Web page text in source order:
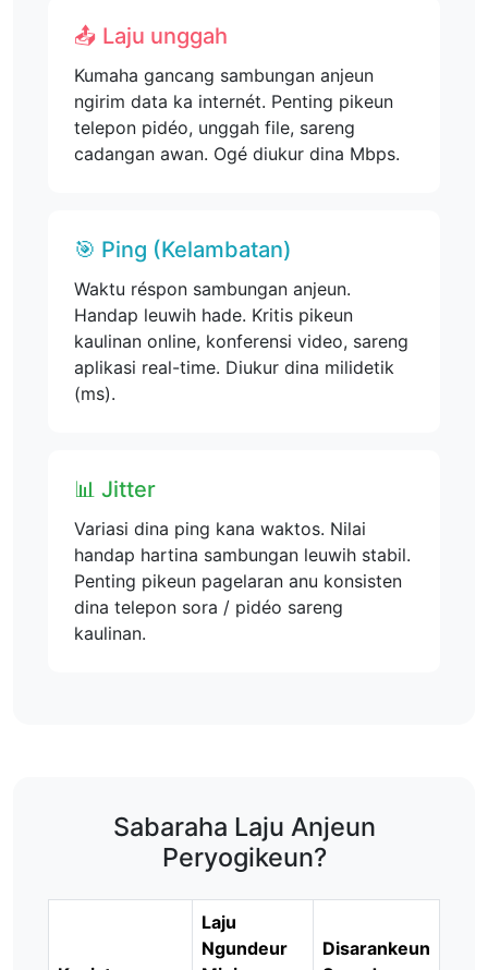
📤 Laju unggah
Kumaha gancang sambungan anjeun
ngirim data ka internét. Penting pikeun
telepon pidéo, unggah file, sareng
cadangan awan. Ogé diukur dina Mbps.
🎯 Ping (Kelambatan)
Waktu réspon sambungan anjeun.
Handap leuwih hade. Kritis pikeun
kaulinan online, konferensi video, sareng
aplikasi real-time. Diukur dina milidetik
(ms).
📊 Jitter
Variasi dina ping kana waktos. Nilai
handap hartina sambungan leuwih stabil.
Penting pikeun pagelaran anu konsisten
dina telepon sora / pidéo sareng
kaulinan.
Sabaraha Laju Anjeun
Peryogikeun?
Laju
Ngundeur
Disarankeun